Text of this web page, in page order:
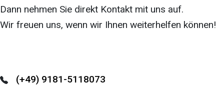
Dann nehmen Sie direkt Kontakt mit uns auf.
Wir freuen uns, wenn wir Ihnen weiterhelfen können!
(+49) 9181-5118073